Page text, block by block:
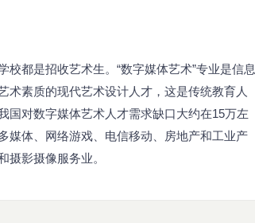
都是招收艺术生。“数字媒体艺术”专业是信息
术素质的现代艺术设计人才，这是传统教育人
国对数字媒体艺术人才需求缺口大约在15万左
媒体、网络游戏、电信移动、房地产和工业产
摄影摄像服务业。